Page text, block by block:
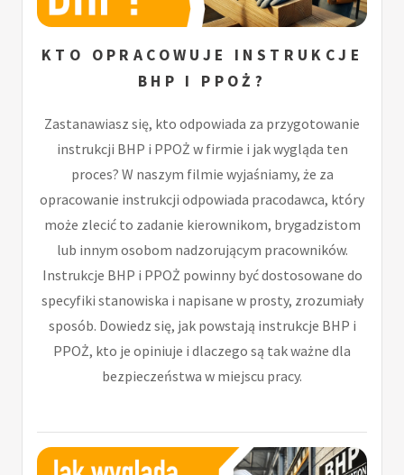
KTO OPRACOWUJE INSTRUKCJE
BHP I PPOŻ?
Zastanawiasz się, kto odpowiada za przygotowanie
instrukcji BHP i PPOŻ w firmie i jak wygląda ten
proces? W naszym filmie wyjaśniamy, że za
opracowanie instrukcji odpowiada pracodawca, który
może zlecić to zadanie kierownikom, brygadzistom
lub innym osobom nadzorującym pracowników.
Instrukcje BHP i PPOŻ powinny być dostosowane do
specyfiki stanowiska i napisane w prosty, zrozumiały
sposób. Dowiedz się, jak powstają instrukcje BHP i
PPOŻ, kto je opiniuje i dlaczego są tak ważne dla
bezpieczeństwa w miejscu pracy.